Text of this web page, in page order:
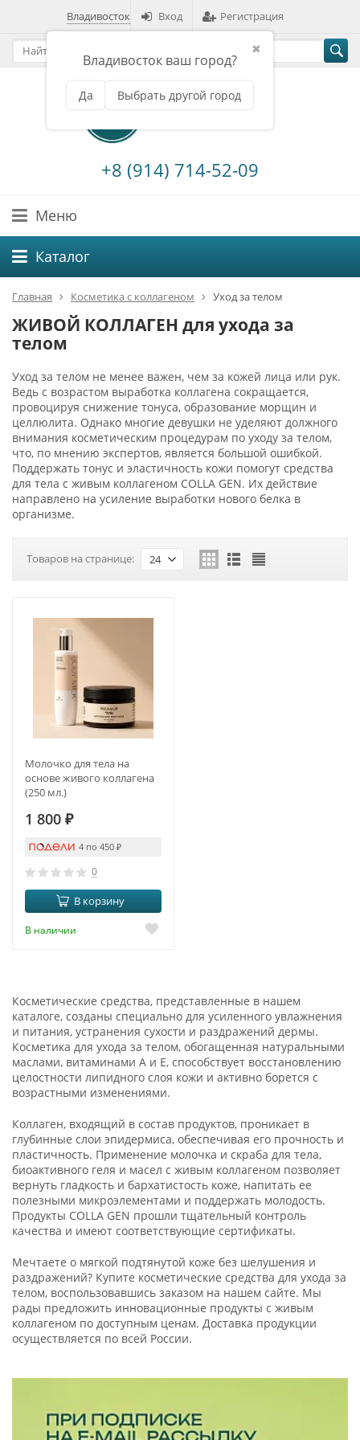
Владивосток
✖
Владивосток ваш город?
Да Выбрать другой город
Вход Регистрация
+8 (914) 714-52-09
Меню
Каталог
Главная Косметика с коллагеном Уход за телом
ЖИВОЙ КОЛЛАГЕН для ухода за
телом
Уход за телом не менее важен, чем за кожей лица или рук.
Ведь с возрастом выработка коллагена сокращается,
провоцируя снижение тонуса, образование морщин и
целлюлита. Однако многие девушки не уделяют должного
внимания косметическим процедурам по уходу за телом,
что, по мнению экспертов, является большой ошибкой.
Поддержать тонус и эластичность кожи помогут средства
для тела с живым коллагеном COLLA GEN. Их действие
направлено на усиление выработки нового белка в
организме.
Товаров на странице: 24
Молочко для тела на
основе живого коллагена
(250 мл.)
1 800 ₽
4 по 450 ₽
0
В корзину
В наличии
Косметические средства, представленные в нашем
каталоге, созданы специально для усиленного увлажнения
и питания, устранения сухости и раздражений дермы.
Косметика для ухода за телом, обогащенная натуральными
маслами, витаминами A и E, способствует восстановлению
целостности липидного слоя кожи и активно борется с
возрастными изменениями.
Коллаген, входящий в состав продуктов, проникает в
глубинные слои эпидермиса, обеспечивая его прочность и
пластичность. Применение молочка и скраба для тела,
биоактивного геля и масел с живым коллагеном позволяет
вернуть гладкость и бархатистость коже, напитать ее
полезными микроэлементами и поддержать молодость.
Продукты COLLA GEN прошли тщательный контроль
качества и имеют соответствующие сертификаты.
Мечтаете о мягкой подтянутой коже без шелушения и
раздражений? Купите косметические средства для ухода за
телом, воспользовавшись заказом на нашем сайте. Мы
рады предложить инновационные продукты с живым
коллагеном по доступным ценам. Доставка продукции
осуществляется по всей России.